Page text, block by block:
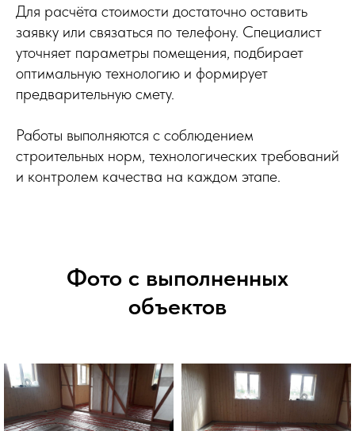
Для расчёта стоимости достаточно оставить
заявку или связаться по телефону. Специалист
уточняет параметры помещения, подбирает
оптимальную технологию и формирует
предварительную смету.
Работы выполняются с соблюдением
строительных норм, технологических требований
и контролем качества на каждом этапе.
Фото с выполненных
объектов